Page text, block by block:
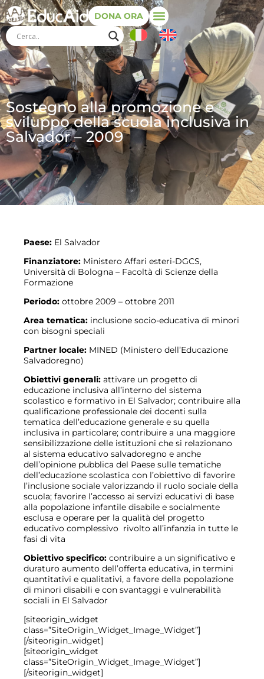
DONA ORA
Sostegno alla promozione e
sviluppo della scuola inclusiva in
Salvador – 2009
Paese: El Salvador
Finanziatore: Ministero Affari esteri-DGCS,
Università di Bologna – Facoltà di Scienze della
Formazione
Periodo: ottobre 2009 – ottobre 2011
Area tematica: inclusione socio-educativa di minori
con bisogni speciali
Partner locale: MINED (Ministero dell’Educazione
Salvadoregno)
Obiettivi generali: attivare un progetto di
educazione inclusiva all’interno del sistema
scolastico e formativo in El Salvador; contribuire alla
qualificazione professionale dei docenti sulla
tematica dell’educazione generale e su quella
inclusiva in particolare; contribuire a una maggiore
sensibilizzazione delle istituzioni che si relazionano
al sistema educativo salvadoregno e anche
dell’opinione pubblica del Paese sulle tematiche
dell’educazione scolastica con l’obiettivo di favorire
l’inclusione sociale valorizzando il ruolo sociale della
scuola; favorire l’accesso ai servizi educativi di base
alla popolazione infantile disabile e socialmente
esclusa e operare per la qualità del progetto
educativo complessivo rivolto all’infanzia in tutte le
fasi di vita
Obiettivo specifico: contribuire a un significativo e
duraturo aumento dell’offerta educativa, in termini
quantitativi e qualitativi, a favore della popolazione
di minori disabili e con svantaggi e vulnerabilità
sociali in El Salvador
[siteorigin_widget
class=”SiteOrigin_Widget_Image_Widget”]
[/siteorigin_widget]
[siteorigin_widget
class=”SiteOrigin_Widget_Image_Widget”]
[/siteorigin_widget]